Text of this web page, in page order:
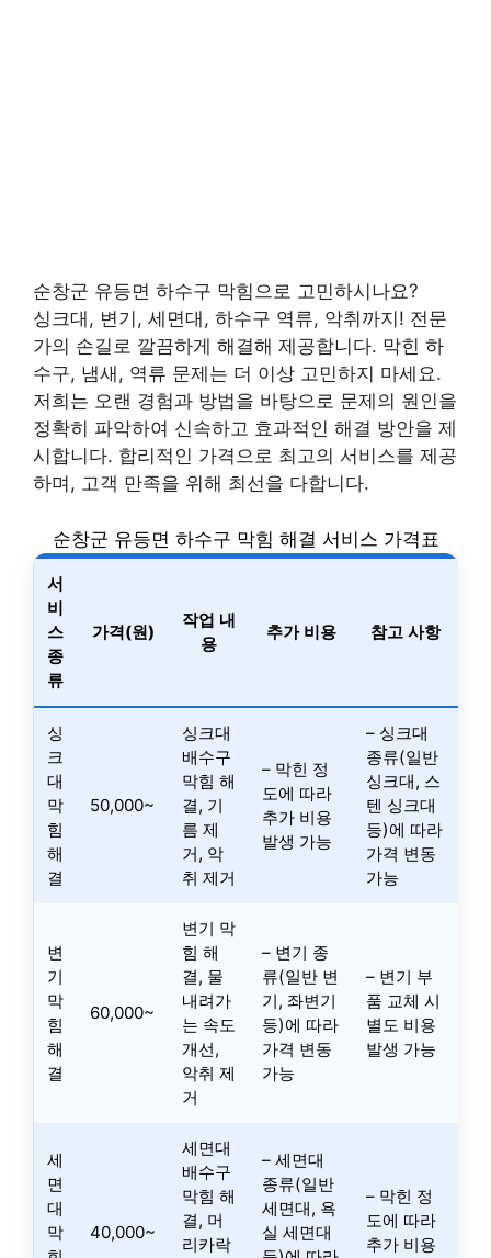
순창군 유등면 하수구 막힘으로 고민하시나요?
싱크대, 변기, 세면대, 하수구 역류, 악취까지! 전문
가의 손길로 깔끔하게 해결해 제공합니다. 막힌 하
수구, 냄새, 역류 문제는 더 이상 고민하지 마세요.
저희는 오랜 경험과 방법을 바탕으로 문제의 원인을
정확히 파악하여 신속하고 효과적인 해결 방안을 제
시합니다. 합리적인 가격으로 최고의 서비스를 제공
하며, 고객 만족을 위해 최선을 다합니다.
순창군 유등면 하수구 막힘 해결 서비스 가격표
서
비
스
종
류
가격(원)
작업 내
용
추가 비용 참고 사항
싱
크
대
막
힘
해
결
50,000~
싱크대
배수구
막힘 해
결, 기
름 제
거, 악
취 제거
– 막힌 정
도에 따라
추가 비용
발생 가능
– 싱크대
종류(일반
싱크대, 스
텐 싱크대
등)에 따라
가격 변동
가능
변
기
막
힘
해
결
60,000~
변기 막
힘 해
결, 물
내려가
는 속도
개선,
악취 제
거
– 변기 종
류(일반 변
기, 좌변기
등)에 따라
가격 변동
가능
– 변기 부
품 교체 시
별도 비용
발생 가능
세
면
대
막
40,000~
세면대
배수구
막힘 해
결, 머
리카락
– 세면대
종류(일반
세면대, 욕
실 세면대
– 막힌 정
도에 따라
추가 비용